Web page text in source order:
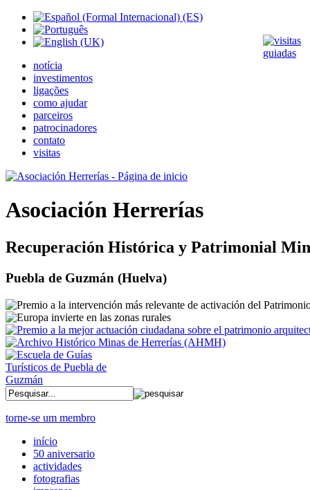
notícia
investimentos
ligações
como ajudar
parceiros
patrocinadores
contato
visitas
Asociación Herrerías
Recuperación Histórica y Patrimonial
Puebla de Guzmán (Huelva)
torne-se um membro
início
50 aniversario
actividades
fotografias